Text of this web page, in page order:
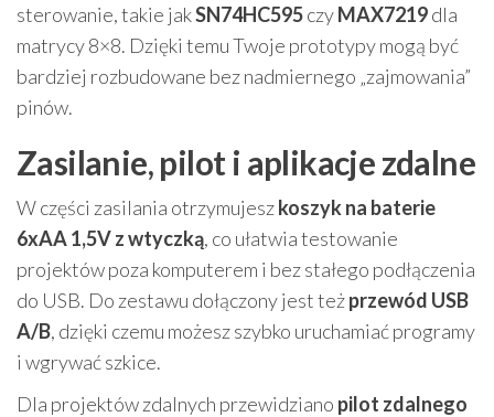
sterowanie, takie jakSN74HC595czyMAX7219dla
matrycy 8×8. Dzięki temu Twoje prototypy mogą być
bardziej rozbudowane bez nadmiernego „zajmowania”
pinów.
Zasilanie, pilot i aplikacje zdalne
W części zasilania otrzymujeszkoszyk na baterie
6xAA 1,5V z wtyczką, co ułatwia testowanie
projektów poza komputerem i bez stałego podłączenia
do USB. Do zestawu dołączony jest teżprzewód USB
A/B, dzięki czemu możesz szybko uruchamiać programy
i wgrywać szkice.
Dla projektów zdalnych przewidziano pilot zdalnego